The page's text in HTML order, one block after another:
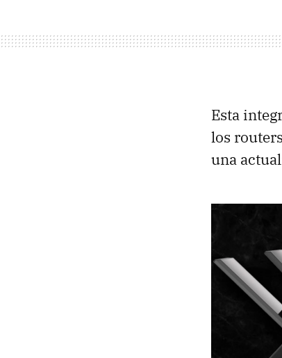
Esta
los
una